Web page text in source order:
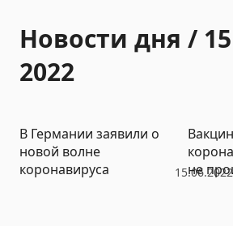
Новости дня /
2022
В Германии заявили о
новой волне
коронавируса
не